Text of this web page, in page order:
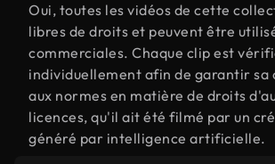
Oui, toutes les vidéos de cette
libres de droits et peuvent être
commerciales. Chaque clip est
individuellement afin de garantir sa
aux normes en matière de droits
licences, qu'il ait été filmé par un
généré par intelligence artificielle.